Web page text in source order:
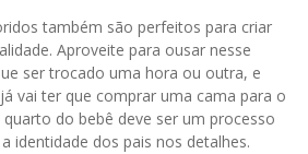
também são perfeitos para criar
Aproveite para ousar nesse
ser trocado uma hora ou outra, e
vai ter que comprar uma cama para o
do bebê deve ser um processo
identidade dos pais nos detalhes.